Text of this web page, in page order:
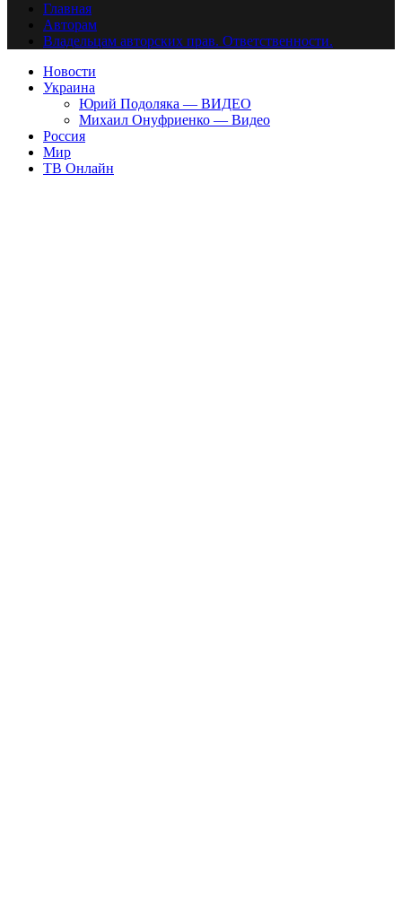
Главная
Авторам
Владельцам авторских прав. Ответственности.
Новости
Украина
Юрий Подоляка — ВИДЕО
Михаил Онуфриенко — Видео
Россия
Мир
ТВ Онлайн